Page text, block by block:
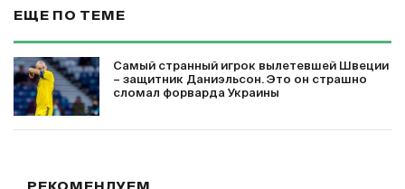
ЕЩЕ ПО ТЕМЕ
Самый странный игрок вылетевшей Швеции
– защитник Даниэльсон. Это он страшно
сломал форварда Украины